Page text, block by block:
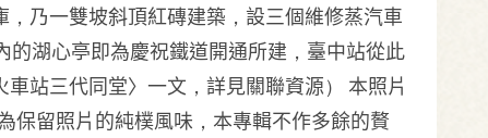
乃一雙坡斜頂紅磚建築，設三個維修蒸汽車
湖心亭即為慶祝鐵道開通所建，臺中站從此
站三代同堂〉一文，詳見關聯資源） 本照片
保留照片的純樸風味，本專輯不作多餘的贅